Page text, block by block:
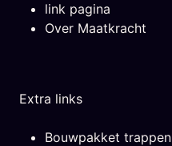
link pagina
Over Maatkracht
Extra links
Bouwpakket trappen